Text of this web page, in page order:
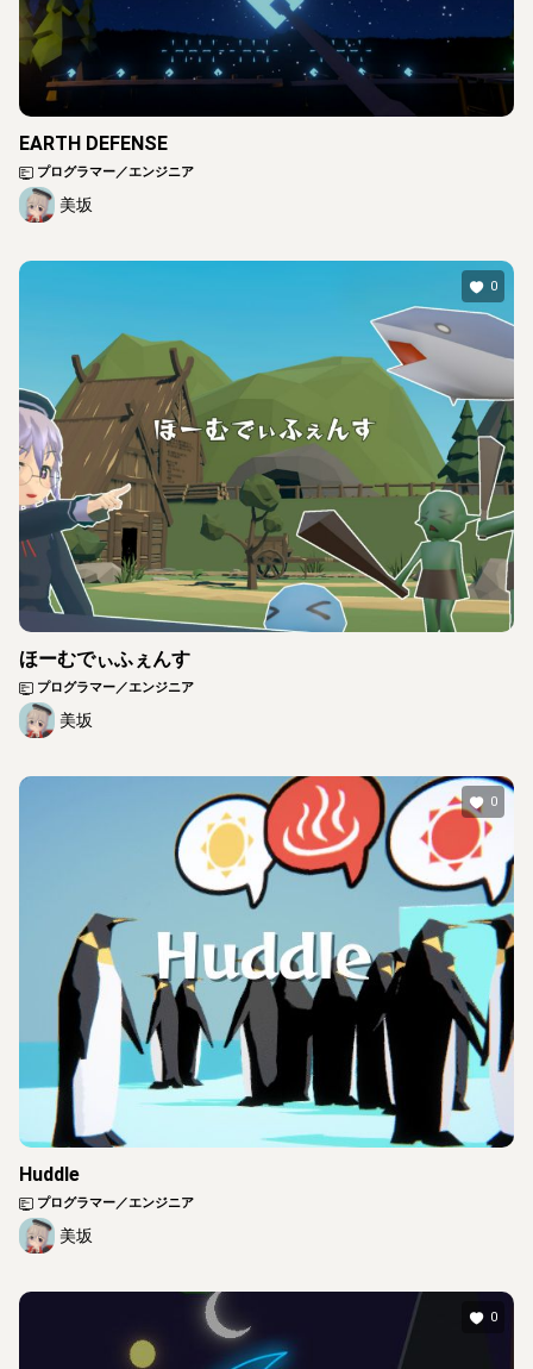
EARTH DEFENSE
プログラマー／エンジニア
美坂
0
ほーむでぃふぇんす
プログラマー／エンジニア
美坂
0
Huddle
プログラマー／エンジニア
美坂
0